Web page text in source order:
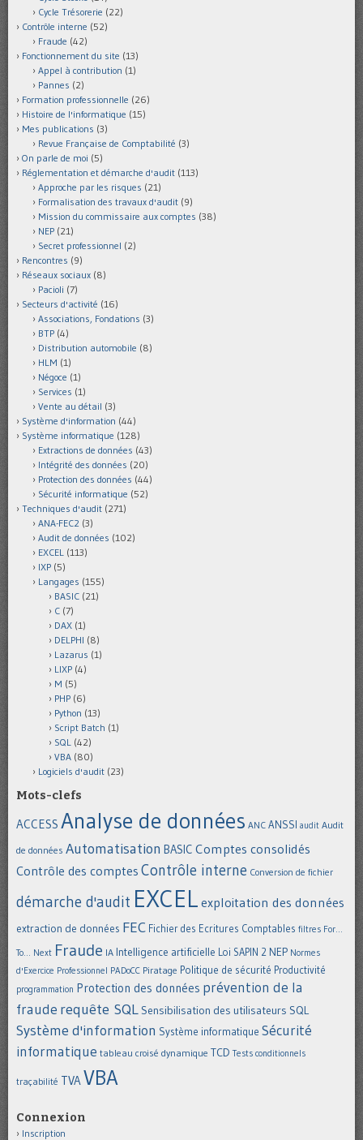
Cycle Trésorerie (22)
Contrôle interne (52)
Fraude (42)
Fonctionnement du site (13)
Appel à contribution (1)
Pannes (2)
Formation professionnelle (26)
Histoire de l'informatique (15)
Mes publications (3)
Revue Française de Comptabilité (3)
On parle de moi (5)
Réglementation et démarche d'audit (113)
Approche par les risques (21)
Formalisation des travaux d'audit (9)
Mission du commissaire aux comptes (38)
NEP (21)
Secret professionnel (2)
Rencontres (9)
Réseaux sociaux (8)
Pacioli (7)
Secteurs d'activité (16)
Associations, Fondations (3)
BTP (4)
Distribution automobile (8)
HLM (1)
Négoce (1)
Services (1)
Vente au détail (3)
Système d'information (44)
Système informatique (128)
Extractions de données (43)
Intégrité des données (20)
Protection des données (44)
Sécurité informatique (52)
Techniques d'audit (271)
ANA-FEC2 (3)
Audit de données (102)
EXCEL (113)
IXP (5)
Langages (155)
BASIC (21)
C (7)
DAX (1)
DELPHI (8)
Lazarus (1)
LIXP (4)
M (5)
PHP (6)
Python (13)
Script Batch (1)
SQL (42)
VBA (80)
Logiciels d'audit (23)
Mots-clefs
ACCESS Analyse de données ANC ANSSI audit Audit
de données Automatisation BASIC Comptes consolidés
Contrôle des comptes Contrôle interne Conversion de fichier
démarche d'audit EXCEL exploitation des données
extraction de données FEC Fichier des Ecritures Comptables filtres For...
To... Next Fraude IA Intelligence artificielle Loi SAPIN 2 NEP Normes
d'Exercice Professionnel PADoCC Piratage Politique de sécurité Productivité
programmation Protection des données prévention de la
fraude requête SQL Sensibilisation des utilisateurs SQL
Système d'information Système informatique Sécurité
informatique tableau croisé dynamique TCD Tests conditionnels
traçabilité TVA VBA
Connexion
Inscription